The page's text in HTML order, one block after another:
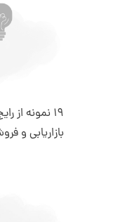
19 نمونه از
بازاریابی و